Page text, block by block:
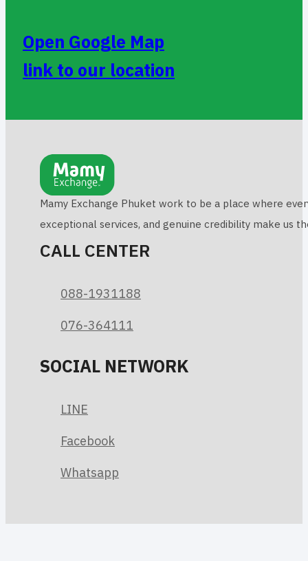
Open Google Map
link to our location
Mamy Exchange Phuket work to be a place where
exceptional services, and genuine credibility make us
CALL CENTER
088-1931188
076-364111
SOCIAL NETWORK
LINE
Facebook
Whatsapp